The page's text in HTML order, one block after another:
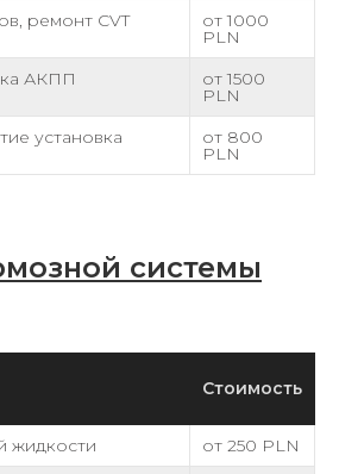
ремонт CVT
от 1000
PLN
АКПП
от 1500
PLN
установка
от 800
PLN
системы
Стоимость
жидкости
от 250 PLN